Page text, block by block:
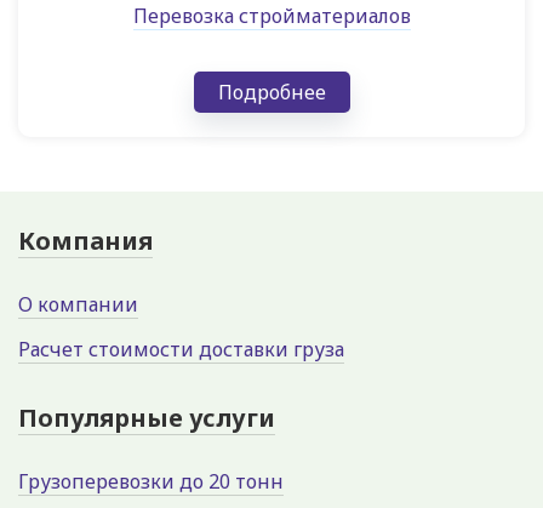
Перевозка стройматериалов
Подробнее
Компания
О компании
Расчет стоимости доставки груза
Популярные услуги
Грузоперевозки до 20 тонн